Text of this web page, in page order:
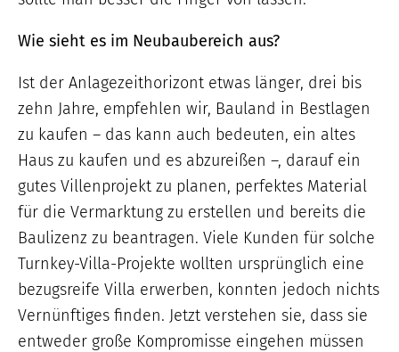
Wie sieht es im Neubaubereich aus?
Ist der Anlagezeithorizont etwas länger, drei bis
zehn Jahre, empfehlen wir, Bauland in Bestlagen
zu kaufen – das kann auch bedeuten, ein altes
Haus zu kaufen und es abzureißen –, darauf ein
gutes Villenprojekt zu planen, perfektes Material
für die Vermarktung zu erstellen und bereits die
Baulizenz zu beantragen. Viele Kunden für solche
Turnkey-Villa-Projekte wollten ursprünglich eine
bezugsreife Villa erwerben, konnten jedoch nichts
Vernünftiges finden. Jetzt verstehen sie, dass sie
entweder große Kompromisse eingehen müssen